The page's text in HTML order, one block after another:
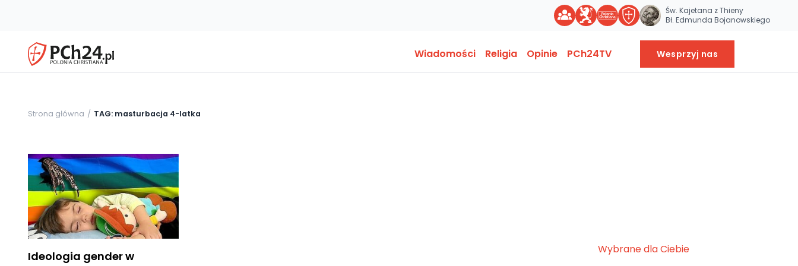
Św. Kajetana z Thieny
Bł. Edmunda Bojanowskiego
Wiadomości Religia Opinie PCh24TV Wesprzyj nas
Strona główna TAG: masturbacja 4-latka
Ideologia gender w
Wybrane dla Ciebie